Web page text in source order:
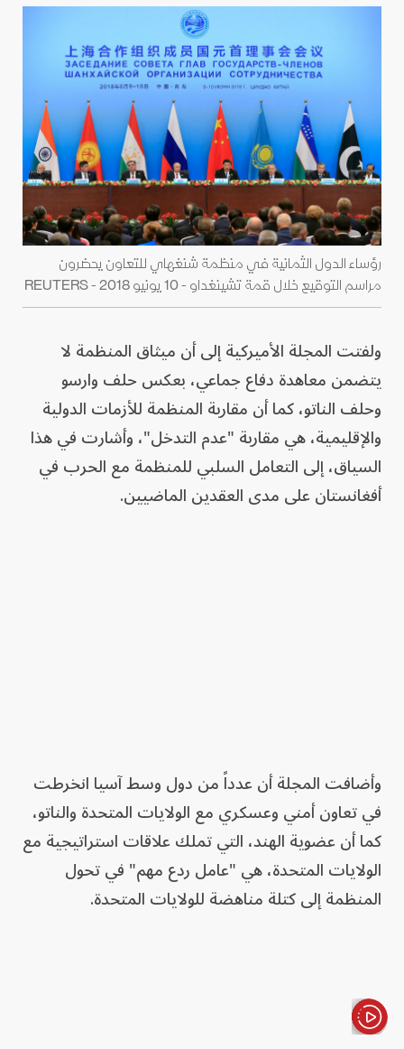
رؤساء الدول الثمانية في منظمة شنغهاي للتعاون يحضرون
مراسم التوقيع خلال قمة تشينغداو - 10 يونيو 2018 - REUTERS
ولفتت المجلة الأميركية إلى أن ميثاق المنظمة لا
يتضمن معاهدة دفاع جماعي، بعكس حلف وارسو
وحلف الناتو، كما أن مقاربة المنظمة للأزمات الدولية
والإقليمية، هي مقاربة "عدم التدخل"، وأشارت في هذا
السياق، إلى التعامل السلبي للمنظمة مع الحرب في
أفغانستان على مدى العقدين الماضيين.
وأضافت المجلة أن عدداً من دول وسط آسيا انخرطت
في تعاون أمني وعسكري مع الولايات المتحدة والناتو،
كما أن عضوية الهند، التي تملك علاقات استراتيجية مع
الولايات المتحدة، هي "عامل ردع مهم" في تحول
المنظمة إلى كتلة مناهضة للولايات المتحدة.